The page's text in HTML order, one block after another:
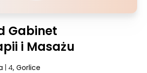
Gabinet
i Masażu
| 4, Gorlice